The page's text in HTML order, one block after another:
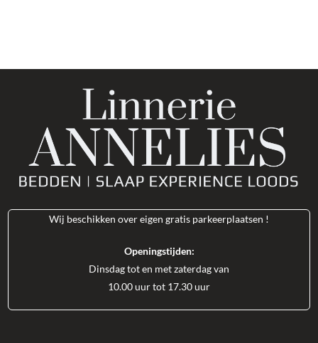
Wij beschikken over eigen gratis parkeerplaatsen !
Openingstijden:
Dinsdag tot en met zaterdag van
10.00 uur tot 17.30 uur